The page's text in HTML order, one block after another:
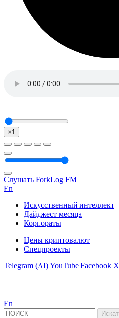
×1
Слушать ForkLog FM
En
Искусственный интеллект
Дайджест месяца
Корпораты
Цены криптовалют
Спецпроекты
Telegram (AI)YouTube Facebook X
En